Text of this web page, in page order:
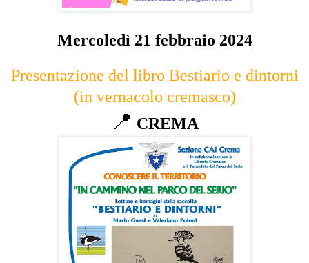
Mercoledì 21 febbraio 2024
Presentazione del libro Bestiario e dintorni
(in vernacolo cremasco)
📍 CREMA